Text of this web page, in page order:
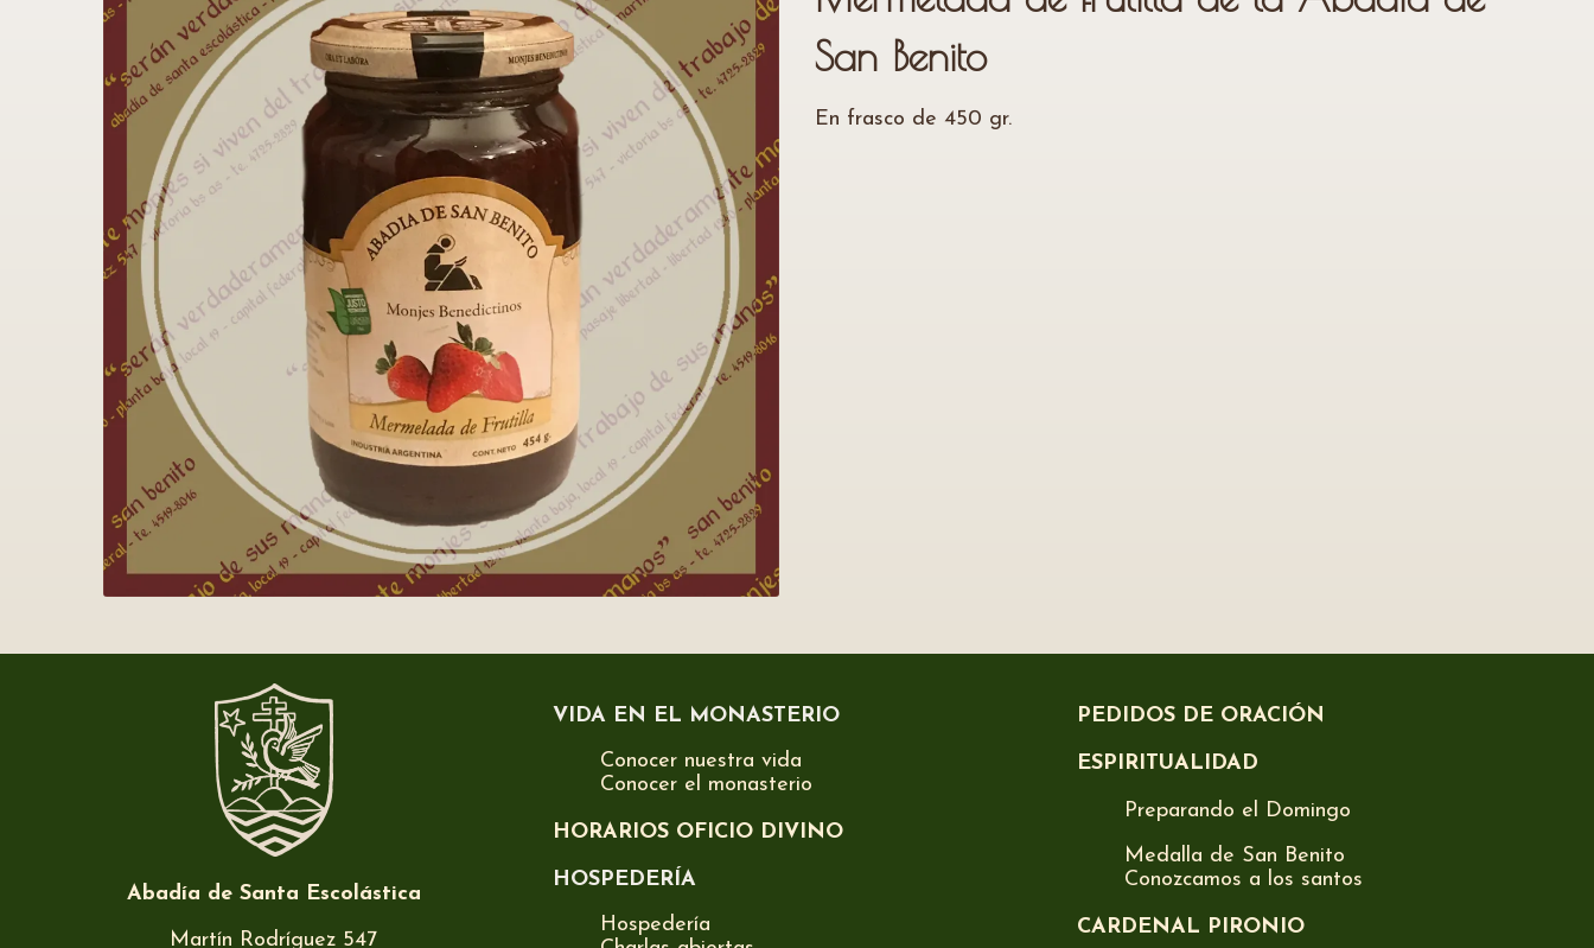
San Benito
En frasco de 450 gr.
Abadía de Santa Escolástica
Martín Rodríguez 547
VIDA EN EL MONASTERIO
Conocer nuestra vida
Conocer el monasterio
HORARIOS OFICIO DIVINO
HOSPEDERÍA
Hospedería
PEDIDOS DE ORACIÓN
ESPIRITUALIDAD
Preparando el Domingo
Medalla de San Benito
Conozcamos a los santos
CARDENAL PIRONIO